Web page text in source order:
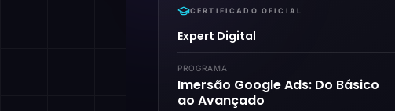
CERTIFICADO OFICIAL
Expert Digital
PROGRAMA
Imersão Google Ads: Do Básico
ao Avançado